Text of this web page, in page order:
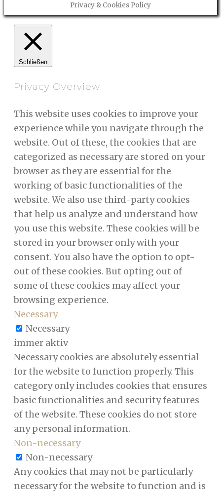
Privacy & Cookies Policy
Schließen
Privacy Overview
This website uses cookies to improve your
experience while you navigate through the
website. Out of these, the cookies that are
categorized as necessary are stored on your
browser as they are essential for the
working of basic functionalities of the
website. We also use third-party cookies
that help us analyze and understand how
you use this website. These cookies will be
stored in your browser only with your
consent. You also have the option to opt-
out of these cookies. But opting out of
some of these cookies may affect your
browsing experience.
Necessary
Necessary
immer aktiv
Necessary cookies are absolutely essential
for the website to function properly. This
category only includes cookies that ensures
basic functionalities and security features
of the website. These cookies do not store
any personal information.
Non-necessary
Non-necessary
Any cookies that may not be particularly
necessary for the website to function and is